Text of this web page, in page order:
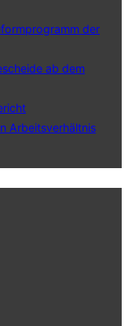
der
ab dem
Arbeitsverhältnis